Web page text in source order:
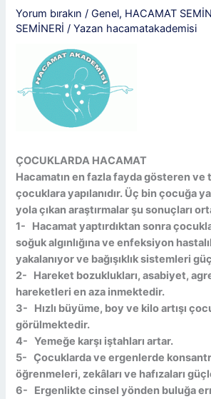
Yorum bırakın /Genel, HACAMAT
SEMİNERİ / Yazan hacamatakademisi
ÇOCUKLARDA HACAMAT
Hacamatın en fazla fayda gösteren ve
çocuklara yapılanıdır. Üç bin çocuğa
yola çıkan araştırmalar şu sonuçları
1- Hacamat yaptırdıktan sonra
soğuk algınlığına ve enfeksiyon
yakalanıyor ve bağışıklık sistemleri
2- Hareket bozuklukları, asabiyet,
hareketleri en aza inmektedir.
3- Hızlı büyüme, boy ve kilo artışı
görülmektedir.
4- Yemeğe karşı iştahları artar.
5- Çocuklarda ve ergenlerde
öğrenmeleri, zekâları ve hafızaları
6- Ergenlikte cinsel yönden buluğa